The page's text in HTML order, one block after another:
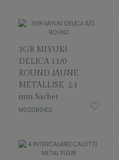
3GR MIYUKI
DELICA 11/0
ROUND JAUNE
METALLISE 2.1
mm Sachet
M02DB0412